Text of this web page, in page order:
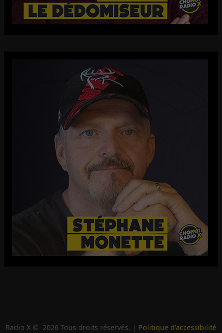
Radio X © 2026 Tous droits réservés. | Politique d'accessibilité